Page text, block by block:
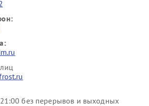
без перерывов и выходных